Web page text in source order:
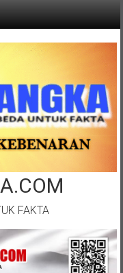
FAKTA